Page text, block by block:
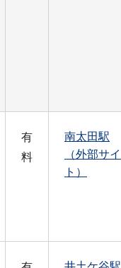
有
料
南太田駅
（外部サイ
ト）